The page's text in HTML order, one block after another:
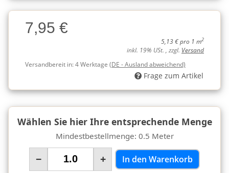
Charge
Charge7,95 €
5,13 € pro 1 m2
inkl. 19% USt. , zzgl. Versand
Versandbereit in:4 Werktage (DE - Ausland abweichend)
Frage zum Artikel
Wählen Sie hier Ihre entsprechende Menge
Mindestbestellmenge: 0.5 Meter
− + In den Warenkorb